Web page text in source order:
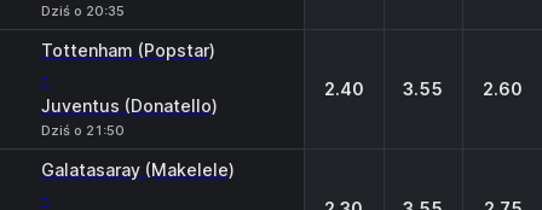
Dziś o 20:35
Tottenham (Popstar)
-
Juventus (Donatello)
Dziś o 21:50
2.40 3.55 2.60
Galatasaray (Makelele)
-